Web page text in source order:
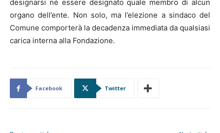
designarsi né essere designato quale membro di alcun
organo dell’ente. Non solo, ma l’elezione a sindaco del
Comune comporterà la decadenza immediata da qualsiasi
carica interna alla Fondazione.
Facebook Twitter